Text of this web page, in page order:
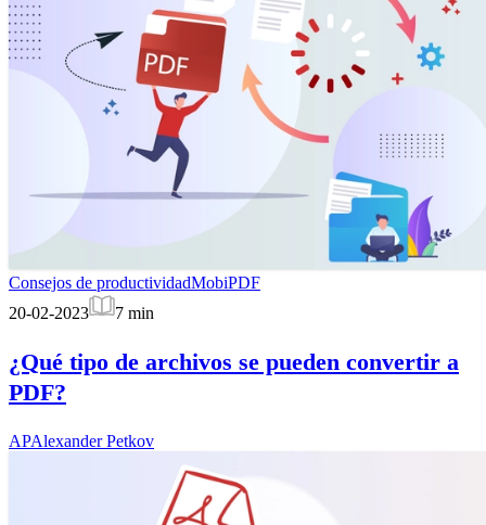
Consejos de productividadMobiPDF
20-02-2023
7 min
¿Qué tipo de archivos se pueden convertir a
PDF?
APAlexander Petkov